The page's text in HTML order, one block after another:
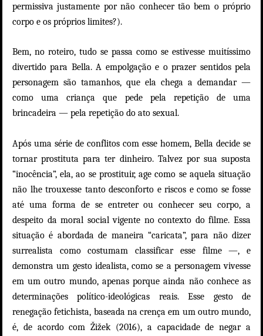
permissiva justamente por não conhecer tão bem o próprio
corpo e os próprios limites?).
Bem, no roteiro, tudo se passa como se estivesse muitíssimo
divertido para Bella. A empolgação e o prazer sentidos pela
personagem são tamanhos, que ela chega a demandar —
como uma criança que pede pela repetição de uma
brincadeira — pela repetição do ato sexual.
Após uma série de conflitos com esse homem, Bella decide se
tornar prostituta para ter dinheiro. Talvez por sua suposta
“inocência”, ela, ao se prostituir, age como se aquela situação
não lhe trouxesse tanto desconforto e riscos e como se fosse
até uma forma de se entreter ou conhecer seu corpo, a
despeito da moral social vigente no contexto do filme. Essa
situação é abordada de maneira “caricata”, para não dizer
surrealista como costumam classificar esse filme —, e
demonstra um gesto idealista, como se a personagem vivesse
em um outro mundo, apenas porque ainda não conhece as
determinações político-ideológicas reais. Esse gesto de
renegação fetichista, baseada na crença em um outro mundo,
é, de acordo com Žižek (2016), a capacidade de negar a